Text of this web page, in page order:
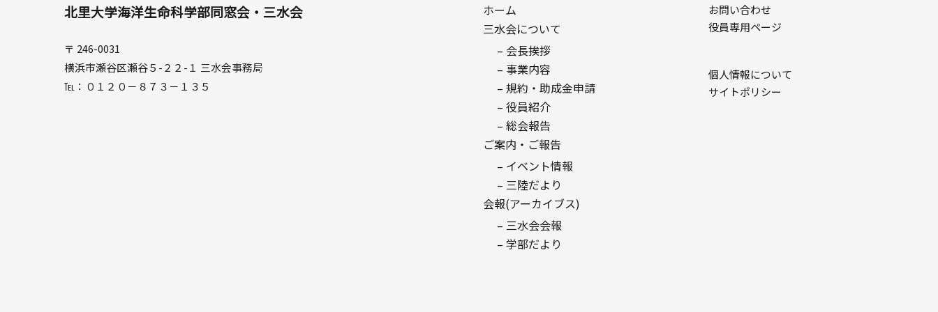
北里大学海洋生命科学部同窓会・三水会
〒 246-0031
横浜市瀬谷区瀬谷５-２２-１ 三水会事務局
℡：０１２０－８７３－１３５
ホーム
三水会について
– 会長挨拶
– 事業内容
– 規約・助成金申請
– 役員紹介
– 総会報告
ご案内・ご報告
– イベント情報
– 三陸だより
会報(アーカイブス)
– 三水会会報
– 学部だより
お問い合わせ
役員専用ページ
個人情報について
サイトポリシー